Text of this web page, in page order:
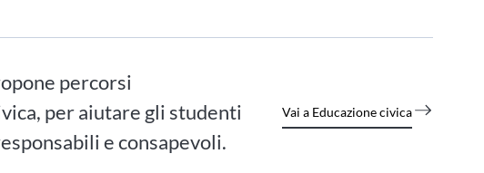
percorsi
per aiutare gli studenti
e consapevoli.
Vai a Educazione civica